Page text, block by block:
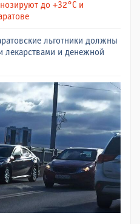
до +32°C и
льготники должны
лекарствами и денежной